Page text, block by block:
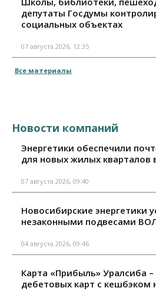
депутаты Госдумы
социальных объектах
07 августа 2026, 12:35
Все материалы
Новости компаний
Энергетики обеспечили
для новых жилых кварталов
07 августа 2026, 09:40
Новосибирские энергетики
незаконными подвесами
04 августа 2026, 09:46
Карта «Прибыль» Уралсиба
дебетовых карт с кешбэком